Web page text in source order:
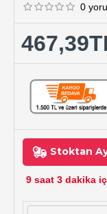
0
Stoktan
9 saat 3 dakika